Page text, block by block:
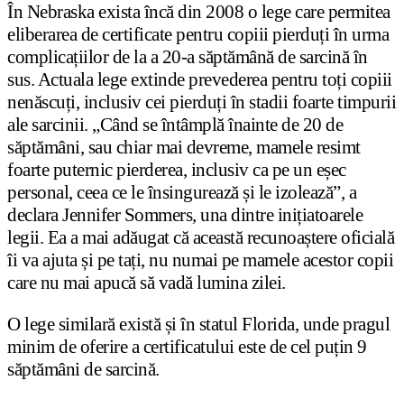
În Nebraska exista încă din 2008 o lege care permitea
eliberarea de certificate pentru copiii pierduți în urma
complicațiilor de la a 20-a săptămână de sarcină în
sus. Actuala lege extinde prevederea pentru toți copiii
nenăscuți, inclusiv cei pierduți în stadii foarte timpurii
ale sarcinii. „Când se întâmplă înainte de 20 de
săptămâni, sau chiar mai devreme, mamele resimt
foarte puternic pierderea, inclusiv ca pe un eșec
personal, ceea ce le însingurează și le izolează”, a
declara Jennifer Sommers, una dintre inițiatoarele
legii. Ea a mai adăugat că această recunoaștere oficială
îi va ajuta și pe tați, nu numai pe mamele acestor copii
care nu mai apucă să vadă lumina zilei.
O lege similară există și în statul Florida, unde pragul
minim de oferire a certificatului este de cel puțin 9
săptămâni de sarcină.